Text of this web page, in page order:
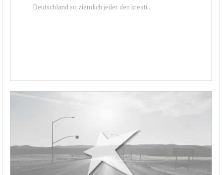
Deutschland so ziemlich jeder den kreati...